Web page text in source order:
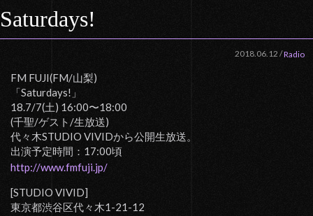
Saturdays!
2018.06.12 /Radio
FM FUJI(FM/山梨)
「Saturdays!」
18.7/7(土) 16:00〜18:00
(千聖/ゲスト/生放送)
代々木STUDIO VIVIDから公開生放送。
出演予定時間：17:00頃
http://www.fmfuji.jp/
[STUDIO VIVID]
東京都渋谷区代々木1-21-12